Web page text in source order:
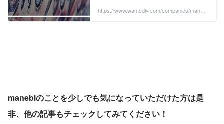
だつらつらと記しても読みにくいかと思
https://www.wantedly.com/companies/maneb
manebiのことを少しでも気になっていただけた方は是
非、他の記事もチェックしてみてください！